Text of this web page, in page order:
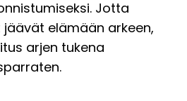
Jotta
elämään arkeen,
arjen tukena